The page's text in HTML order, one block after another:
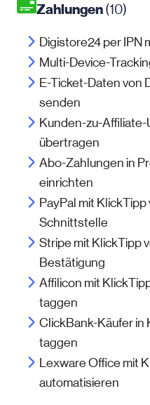
Zahlungen(10)
Digistore24 per IPN
Multi-Device-
E-Ticket-Daten von
senden
Kunden-zu-
übertragen
Abo-Zahlungen in
einrichten
PayPal mit
Schnittstelle
Stripe mit KlickTipp
Bestätigung
Affilicon mit
taggen
ClickBank-Käufer in
taggen
Lexware Office mit
automatisieren